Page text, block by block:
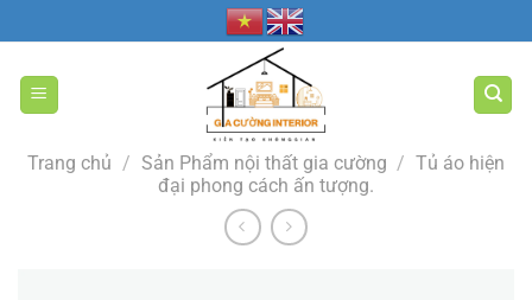
qua
nội
dung
Trang chủ / Sản Phẩm nội thất gia cường / Tủ áo hiện
đại phong cách ấn tượng.